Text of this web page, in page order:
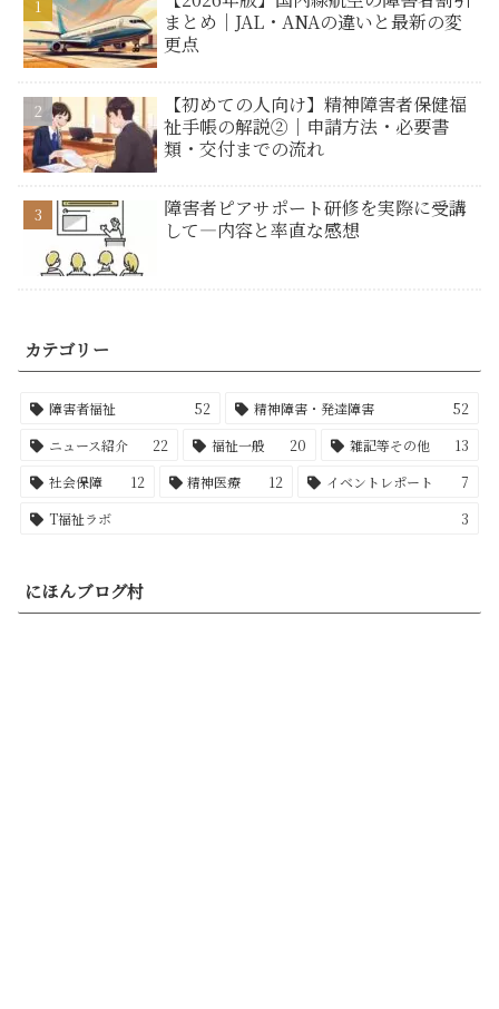
まとめ｜JAL・ANAの違いと最新の変
更点
【初めての人向け】精神障害者保健福
祉手帳の解説②｜申請方法・必要書
類・交付までの流れ
障害者ピアサポート研修を実際に受講
して―内容と率直な感想
カテゴリー
障害者福祉 52 精神障害・発達障害
52
ニュース紹介
22 福祉一般 20 雑記等その他
13
社会保障
12 精神医療 12 イベントレポート
7
T福祉ラボ
3
にほんブログ村